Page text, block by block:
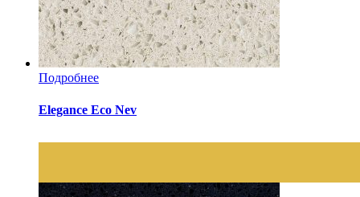
Подробнее
Elegance Eco Nev